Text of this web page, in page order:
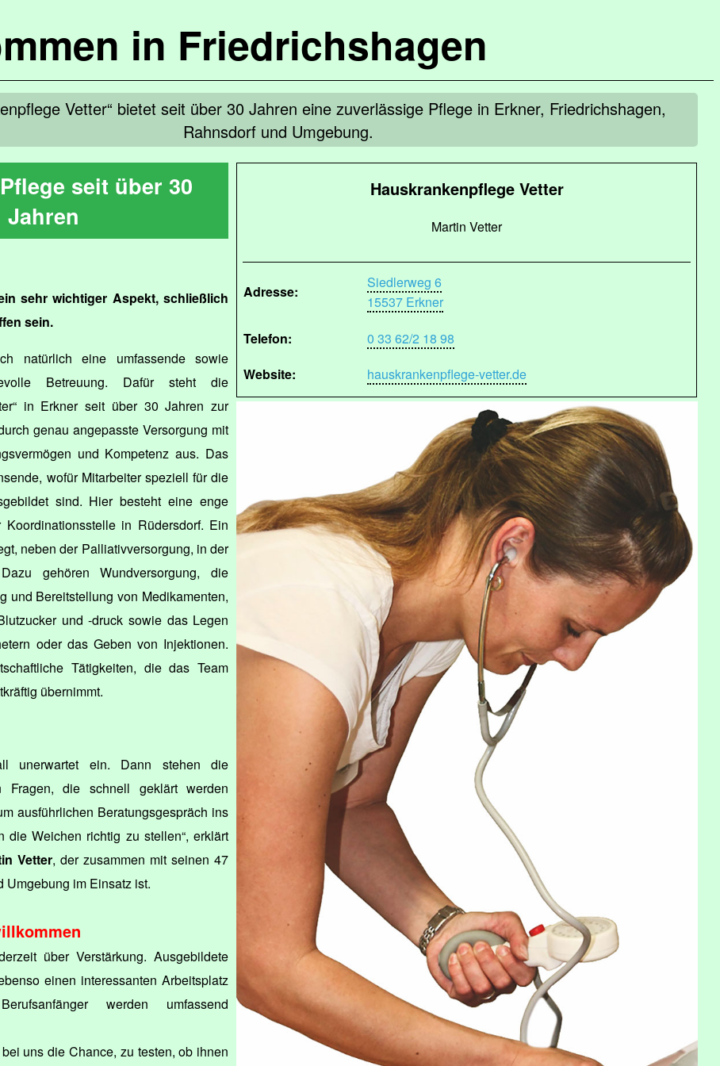
in Friedrichshagen
Vetter“ bietet seit über 30 Jahren eine zuverlässige Pflege in Erkner, Friedrichshagen,
Rahnsdorf und Umgebung.
Hauskrankenpflege Vetter
Martin Vetter
Adresse:
Siedlerweg 6
15537 Erkner
Telefon:
0 33 62/2 18 98
Website:
hauskrankenpflege-vetter.de
seit über 30
Jahren
sehr wichtiger Aspekt, schließlich
sein.
natürlich eine umfassende sowie
Betreuung. Dafür steht die
in Erkner seit über 30 Jahren zur
genau angepasste Versorgung mit
und Kompetenz aus. Das
wofür Mitarbeiter speziell für die
sind. Hier besteht eine enge
in Rüdersdorf. Ein
neben der Palliativversorgung, in der
gehören Wundversorgung, die
und Bereitstellung von Medikamenten,
und -druck sowie das Legen
oder das Geben von Injektionen.
Tätigkeiten, die das Team
übernimmt.
unerwartet ein. Dann stehen die
Fragen, die schnell geklärt werden
ausführlichen Beratungsgespräch ins
die Weichen richtig zu stellen“, erklärt
Vetter, der zusammen mit seinen 47
Umgebung im Einsatz ist.
über Verstärkung. Ausgebildete
einen interessanten Arbeitsplatz
werden umfassend
uns die Chance, zu testen, ob ihnen